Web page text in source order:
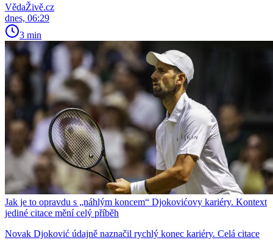
VědaŽivě.cz
dnes, 06:29
3 min
Jak je to opravdu s „náhlým koncem“ Djokovićovy kariéry. Kontext
jediné citace mění celý příběh
Novak Djoković údajně naznačil rychlý konec kariéry. Celá citace